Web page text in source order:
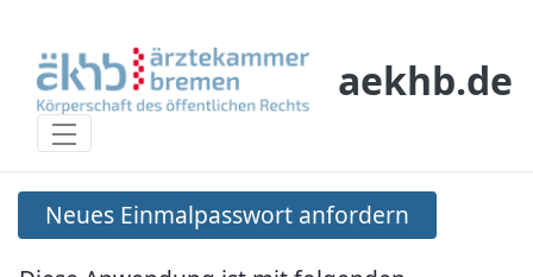
aekhb.de
Neues Einmalpasswort anfordern
Neues Einmalpasswort anfordern